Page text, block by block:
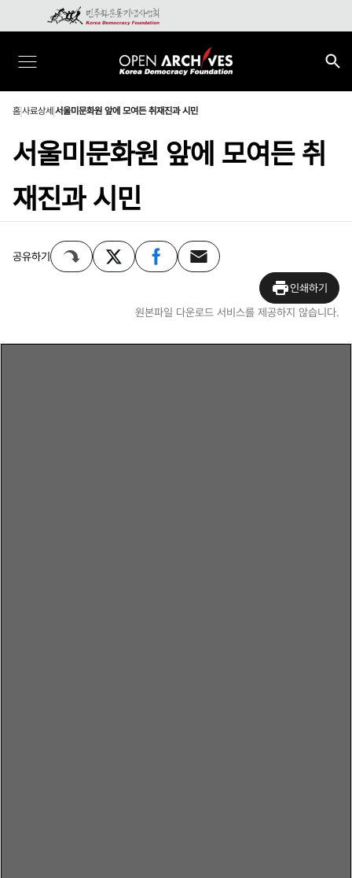
홈사료상세 서울미문화원 앞에 모여든 취재진과 시민
서울미문화원 앞에 모여든 취
재진과 시민
공유하기
인쇄하기
원본파일 다운로드 서비스를 제공하지 않습니다.